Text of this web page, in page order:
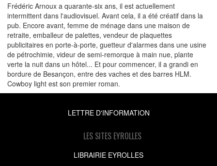
Frédéric Arnoux a quarante-six ans, il est actuellement
intermittent dans l'audiovisuel. Avant cela, il a été créatif dans la
pub. Encore avant, femme de ménage dans une maison de
retraite, emballeur de palettes, vendeur de plaquettes
publicitaires en porte-à-porte, guetteur d'alarmes dans une usine
de pétrochimie, videur de semi-remorque à main nue, plante
verte la nuit dans un hôtel... Et pour commencer, il a grandi en
bordure de Besançon, entre des vaches et des barres HLM.
Cowboy light est son premier roman.
LETTRE D'INFORMATION
LES SITES EYROLLES
LIBRAIRIE EYROLLES